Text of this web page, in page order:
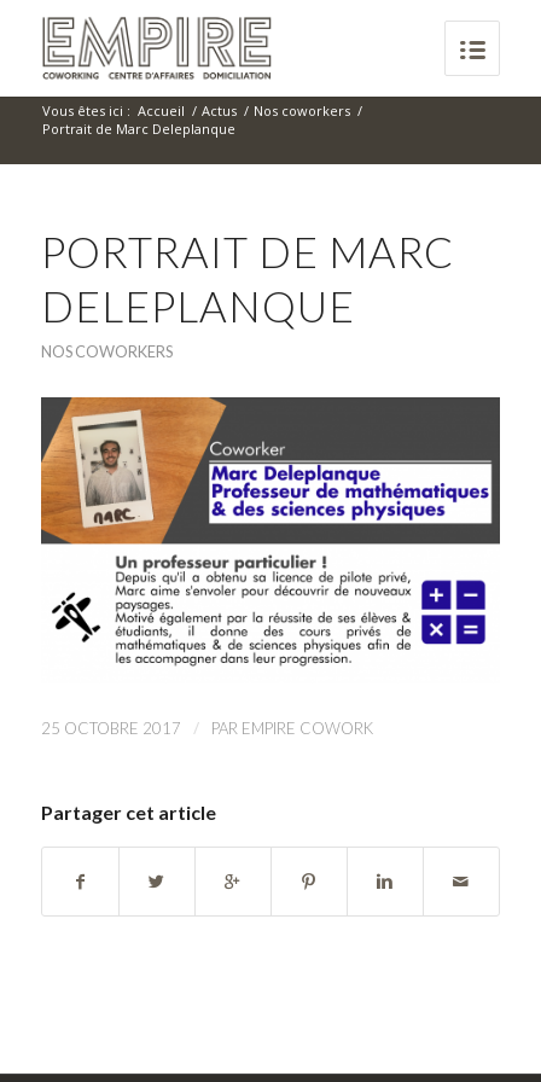
Vous êtes ici : Accueil / Actus / Nos coworkers /
Portrait de Marc Deleplanque
PORTRAIT DE MARC
DELEPLANQUE
NOS COWORKERS
25 OCTOBRE 2017 / PAR EMPIRE COWORK
Partager cet article